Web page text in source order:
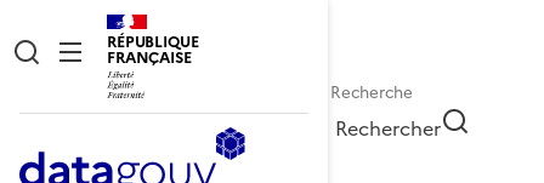
RÉPUBLIQUE
FRANÇAISE
Rechercher